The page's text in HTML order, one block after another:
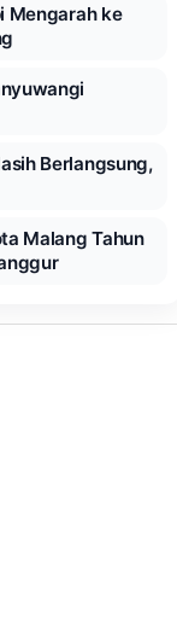
Mengarah ke
Berlangsung,
Malang Tahun